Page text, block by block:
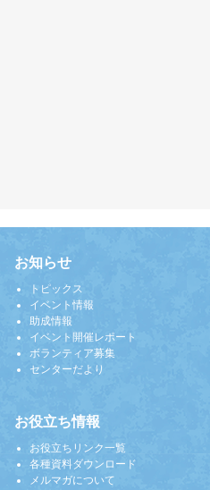
お知らせ
トピックス
イベント情報
助成情報
イベント開催レポート
ボランティア募集
センターだより
お役立ち情報
お役立ちリンク一覧
各種資料ダウンロード
メルマガについて